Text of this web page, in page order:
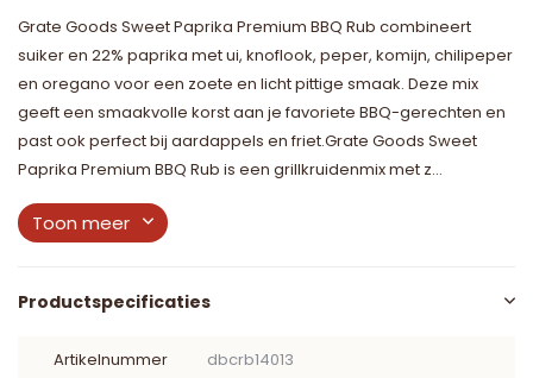
Grate Goods Sweet Paprika Premium BBQ Rub combineert
suiker en 22% paprika met ui, knoflook, peper, komijn, chilipeper
en oregano voor een zoete en licht pittige smaak. Deze mix
geeft een smaakvolle korst aan je favoriete BBQ-gerechten en
past ook perfect bij aardappels en friet.Grate Goods Sweet
Paprika Premium BBQ Rub is een grillkruidenmix met z...
Toon meer
Productspecificaties
Artikelnummer dbcrb14013